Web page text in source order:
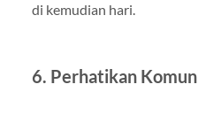
di kemudian hari.
6. Perhatikan